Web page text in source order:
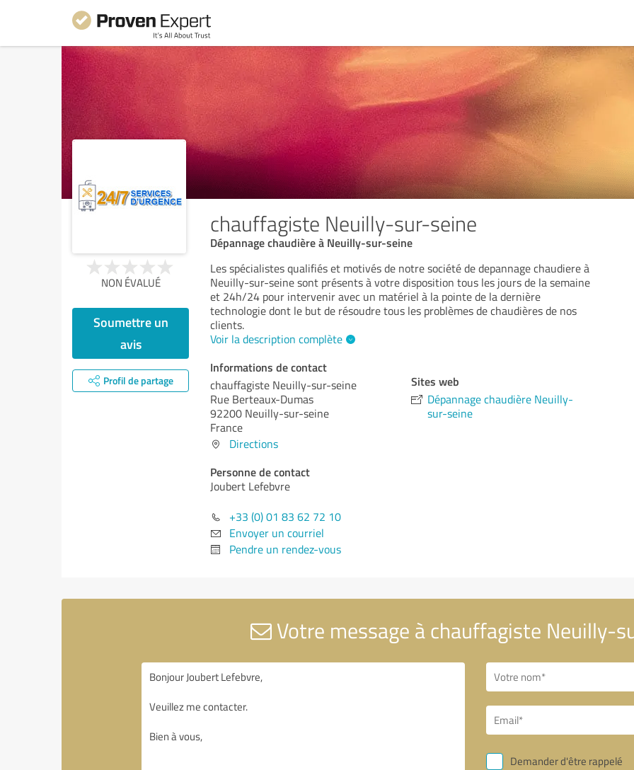
chauffagiste Neuilly-sur-seine
Dépannage chaudière à Neuilly-sur-seine
NON ÉVALUÉ
Soumettre un
avis
Profil de partage
Les spécialistes qualifiés et motivés de notre société de depannage chaudiere à
Neuilly-sur-seine sont présents à votre disposition tous les jours de la semaine
et 24h/24 pour intervenir avec un matériel à la pointe de la dernière
technologie dont le but de résoudre tous les problèmes de chaudières de nos
clients.
Voir la description complète
Informations de contact
chauffagiste Neuilly-sur-seine
Rue Berteaux-Dumas
92200 Neuilly-sur-seine
France
Directions
Personne de contact
Joubert Lefebvre
+33 (0) 01 83 62 72 10
Envoyer un courriel
Pendre un rendez-vous
Sites web
Dépannage chaudière Neuilly-
sur-seine
Votre message à chauffagiste Neuilly-
Demander d'être rappelé